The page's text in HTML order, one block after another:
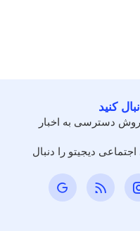
کنید
دسترسی به اخبار
دیجیتو را دنبال